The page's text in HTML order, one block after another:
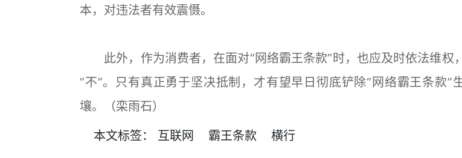
本，对违法者有效震慑。
此外，作为消费者，在面对“网络霸王条款”时，也应及时依法维权
“不”。只有真正勇于坚决抵制，才有望早日彻底铲除“网络霸王条款”
壤。（栾雨石）
本文标签： 互联网 霸王条款 横行